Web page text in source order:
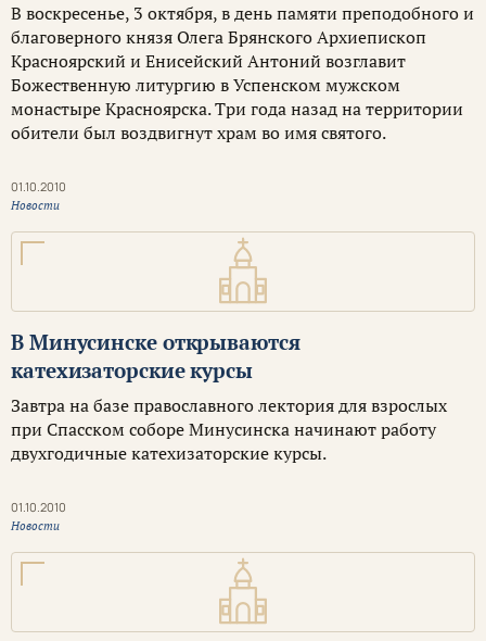
В воскресенье, 3 октября, в день памяти преподобного и
благоверного князя Олега Брянского Архиепископ
Красноярский и Енисейский Антоний возглавит
Божественную литургию в Успенском мужском
монастыре Красноярска. Три года назад на территории
обители был воздвигнут храм во имя святого.
01.10.2010
Новости
В Минусинске открываются
катехизаторские курсы
Завтра на базе православного лектория для взрослых
при Спасском соборе Минусинска начинают работу
двухгодичные катехизаторские курсы.
01.10.2010
Новости